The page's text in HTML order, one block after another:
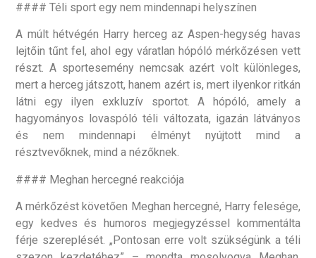
#### Téli sport egy nem mindennapi helyszínen
A múlt hétvégén Harry herceg az Aspen-hegység havas
lejtőin tűnt fel, ahol egy váratlan hópóló mérkőzésen vett
részt. A sportesemény nemcsak azért volt különleges,
mert a herceg játszott, hanem azért is, mert ilyenkor ritkán
látni egy ilyen exkluzív sportot. A hópóló, amely a
hagyományos lovaspóló téli változata, igazán látványos
és nem mindennapi élményt nyújtott mind a
résztvevőknek, mind a nézőknek.
#### Meghan hercegné reakciója
A mérkőzést követően Meghan hercegné, Harry felesége,
egy kedves és humoros megjegyzéssel kommentálta
férje szereplését. „Pontosan erre volt szükségünk a téli